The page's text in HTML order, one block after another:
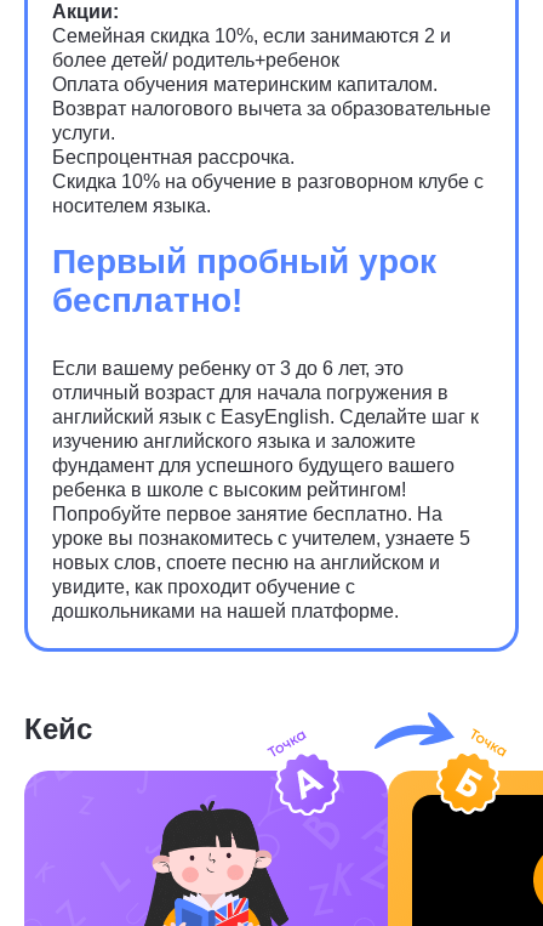
Акции:
Семейная скидка 10%, если занимаются 2 и
более детей/ родитель+ребенок
Оплата обучения материнским капиталом.
Возврат налогового вычета за образовательные
услуги.
Беспроцентная рассрочка.
Скидка 10% на обучение в разговорном клубе с
носителем языка.
Первый пробный урок
бесплатно!
Если вашему ребенку от 3 до 6 лет, это
отличный возраст для начала погружения в
английский язык с EasyEnglish. Сделайте шаг к
изучению английского языка и заложите
фундамент для успешного будущего вашего
ребенка в школе с высоким рейтингом!
Попробуйте первое занятие бесплатно. На
уроке вы познакомитесь с учителем, узнаете 5
новых слов, споете песню на английском и
увидите, как проходит обучение с
дошкольниками на нашей платформе.
Кейс